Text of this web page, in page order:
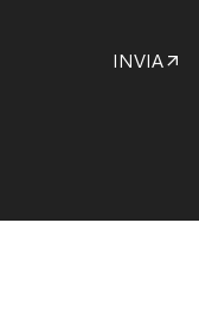
INVIA